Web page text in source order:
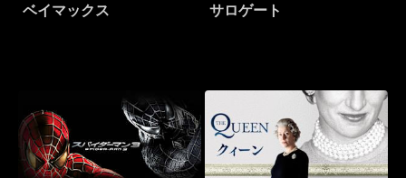
ベイマックス サロゲート